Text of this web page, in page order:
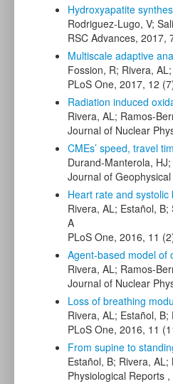
Hydroxyapatite
Rodriguez-Lugo, V;
RSC Advances, 2017,
Multiscale adaptive
Fossion, R; Rivera,
PLoS One, 2017, 12
Radiation induced
Rivera, AL; Ramos-
Journal of Nuclear
CMEs’ speed, travel
Durand-Manterola,
Journal of
Heart rate and
Rivera, AL; Estañol,
A
PLoS One, 2016, 11
Agent-based model of
Rivera, AL; Ramos-
Journal of Nuclear
Loss of breathing
Rivera, AL; Estañol,
PLoS One, 2016, 11
From supine to
Estañol, B; Rivera,
Physiological Reports